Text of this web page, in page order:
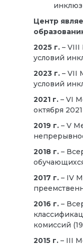
Центр
2025 г. – VIII
условий
2023 г. – VII
условий
2021 г. – VI
октября
2019 г. – V
2018 г. –
2017 г. – IV
2016 г. –
комиссий
2015 г. – III